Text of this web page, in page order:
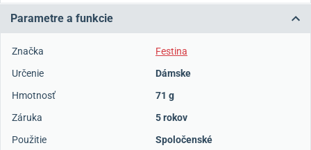
Parametre a funkcie
Značka
Festina
Určenie
Dámske
Hmotnosť
71 g
Záruka
5 rokov
Použitie
Spoločenské